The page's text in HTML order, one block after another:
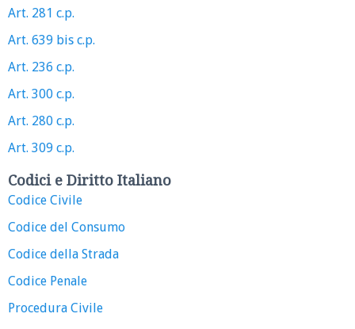
Art. 281 c.p.
Art. 639 bis c.p.
Art. 236 c.p.
Art. 300 c.p.
Art. 280 c.p.
Art. 309 c.p.
Codici e Diritto Italiano
Codice Civile
Codice del Consumo
Codice della Strada
Codice Penale
Procedura Civile